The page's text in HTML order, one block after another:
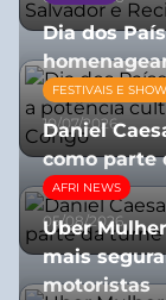
Dia dos
República
10/07/2026
FESTIVAIS E
Daniel
como parte
Spergy’
05/08/2026
AFRI NEWS
Uber
mais
motoristas